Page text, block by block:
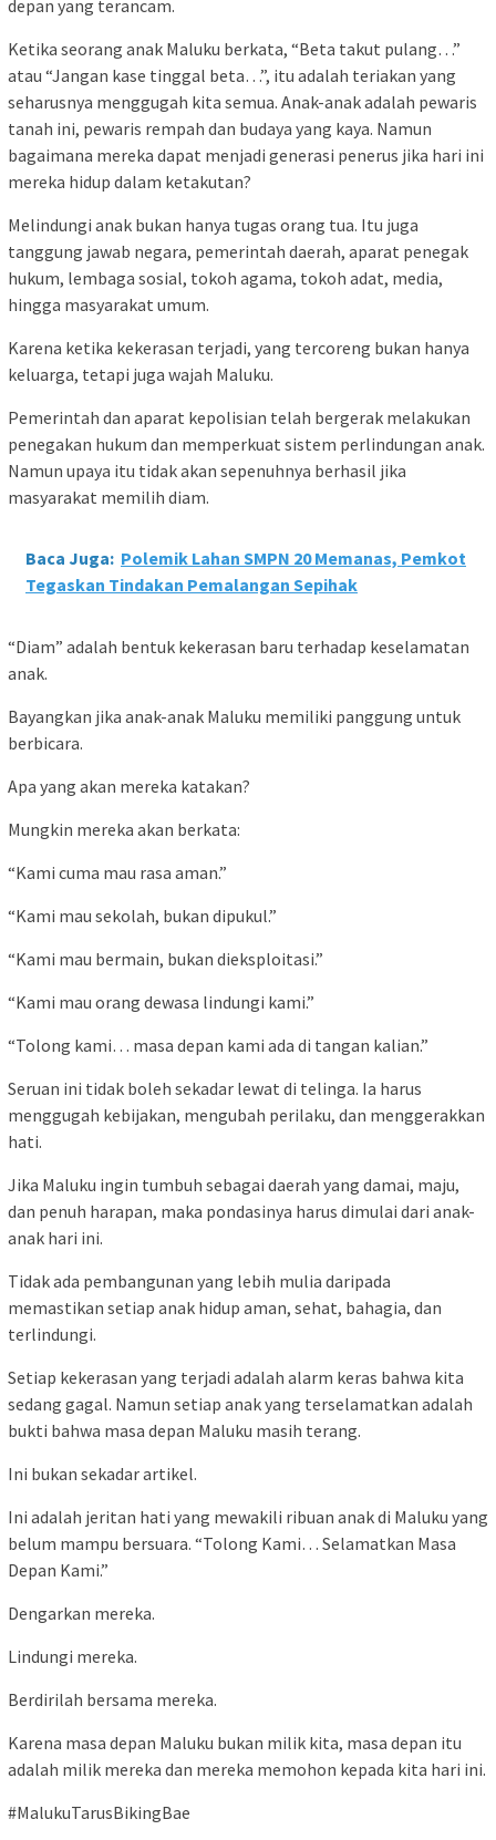
depan yang terancam.
Ketika seorang anak Maluku berkata, “Beta takut pulang…”
atau “Jangan kase tinggal beta…”, itu adalah teriakan yang
seharusnya menggugah kita semua. Anak-anak adalah pewaris
tanah ini, pewaris rempah dan budaya yang kaya. Namun
bagaimana mereka dapat menjadi generasi penerus jika hari ini
mereka hidup dalam ketakutan?
Melindungi anak bukan hanya tugas orang tua. Itu juga
tanggung jawab negara, pemerintah daerah, aparat penegak
hukum, lembaga sosial, tokoh agama, tokoh adat, media,
hingga masyarakat umum.
Karena ketika kekerasan terjadi, yang tercoreng bukan hanya
keluarga, tetapi juga wajah Maluku.
Pemerintah dan aparat kepolisian telah bergerak melakukan
penegakan hukum dan memperkuat sistem perlindungan anak.
Namun upaya itu tidak akan sepenuhnya berhasil jika
masyarakat memilih diam.
Baca Juga: Polemik Lahan SMPN 20 Memanas, Pemkot
Tegaskan Tindakan Pemalangan Sepihak
“Diam” adalah bentuk kekerasan baru terhadap keselamatan
anak.
Bayangkan jika anak-anak Maluku memiliki panggung untuk
berbicara.
Apa yang akan mereka katakan?
Mungkin mereka akan berkata:
“Kami cuma mau rasa aman.”
“Kami mau sekolah, bukan dipukul.”
“Kami mau bermain, bukan dieksploitasi.”
“Kami mau orang dewasa lindungi kami.”
“Tolong kami… masa depan kami ada di tangan kalian.”
Seruan ini tidak boleh sekadar lewat di telinga. Ia harus
menggugah kebijakan, mengubah perilaku, dan menggerakkan
hati.
Jika Maluku ingin tumbuh sebagai daerah yang damai, maju,
dan penuh harapan, maka pondasinya harus dimulai dari anak-
anak hari ini.
Tidak ada pembangunan yang lebih mulia daripada
memastikan setiap anak hidup aman, sehat, bahagia, dan
terlindungi.
Setiap kekerasan yang terjadi adalah alarm keras bahwa kita
sedang gagal. Namun setiap anak yang terselamatkan adalah
bukti bahwa masa depan Maluku masih terang.
Ini bukan sekadar artikel.
Ini adalah jeritan hati yang mewakili ribuan anak di Maluku yang
belum mampu bersuara. “Tolong Kami… Selamatkan Masa
Depan Kami.”
Dengarkan mereka.
Lindungi mereka.
Berdirilah bersama mereka.
Karena masa depan Maluku bukan milik kita, masa depan itu
adalah milik mereka dan mereka memohon kepada kita hari ini.
#MalukuTarusBikingBae